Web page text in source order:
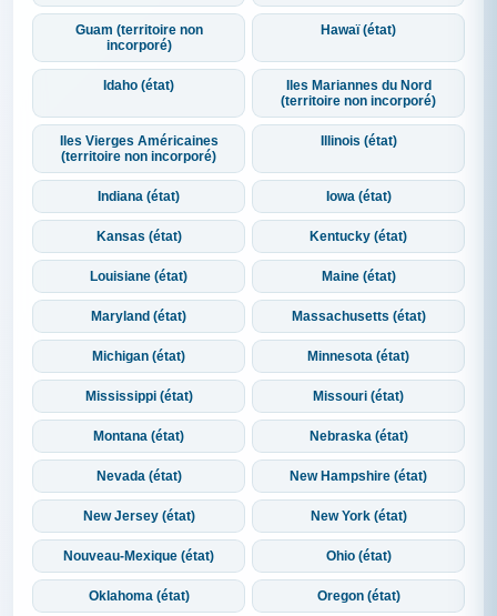
Guam (territoire non
incorporé)
Hawaï (état)
Idaho (état)
Iles Mariannes du Nord
(territoire non incorporé)
Iles Vierges Américaines
(territoire non incorporé)
Illinois (état)
Indiana (état) Iowa (état)
Kansas (état) Kentucky (état)
Louisiane (état) Maine (état)
Maryland (état) Massachusetts (état)
Michigan (état) Minnesota (état)
Mississippi (état) Missouri (état)
Montana (état) Nebraska (état)
Nevada (état) New Hampshire (état)
New Jersey (état) New York (état)
Nouveau-Mexique (état) Ohio (état)
Oklahoma (état) Oregon (état)